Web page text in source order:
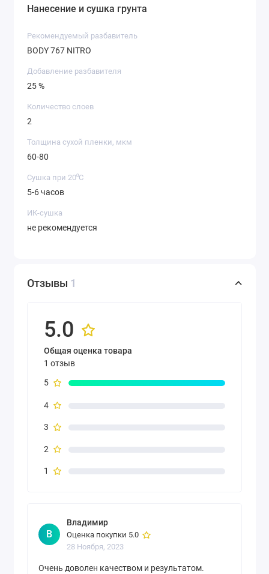
Нанесение и сушка грунта
Рекомендуемый разбавитель
BODY 767 NITRO
Добавление разбавителя
25 %
Количество слоев
2
Толщина сухой пленки, мкм
60-80
Сушка при 20⁰С
5-6 часов
ИК-сушка
не рекомендуется
Отзывы 1
5.0
Общая оценка товара
1 отзыв
5
4
3
2
1
В
Владимир
Оценка покупки 5.0
28 Ноября, 2023
Очень доволен качеством и результатом.